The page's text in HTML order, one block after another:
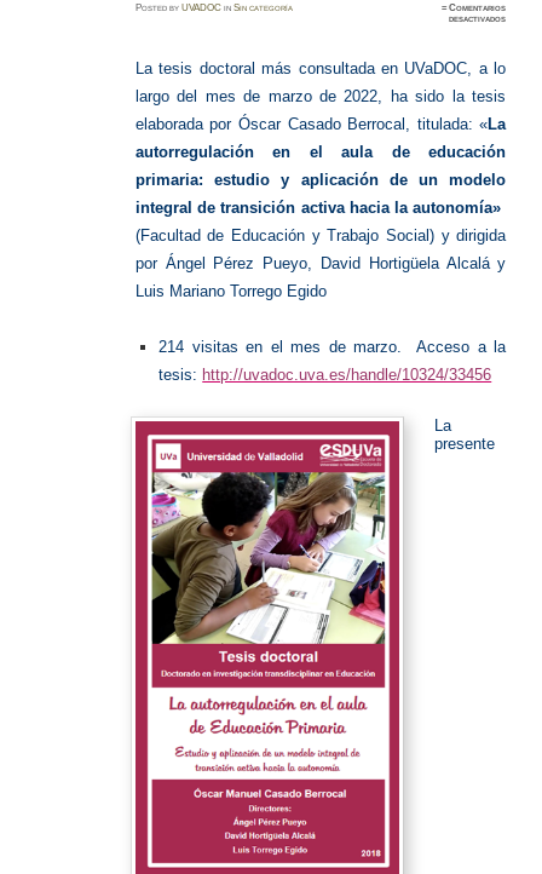
PostedbyUVADOC inSin categoría ≈Comentarios
desactivadosen
2022
La tesis doctoral más consultada en UVaDOC, a lo
largo del mes de marzo de 2022, ha sido la tesis
elaborada por Óscar Casado Berrocal, titulada: «La
autorregulación en el aula de educación
primaria: estudio y aplicación de un modelo
integral de transición activa hacia la autonomía»
(Facultad de Educación y Trabajo Social) y dirigida
por Ángel Pérez Pueyo, David Hortigüela Alcalá y
Luis Mariano Torrego Egido
214 visitas en el mes de marzo. Acceso a la
tesis: http://uvadoc.uva.es/handle/10324/33456
La
presente